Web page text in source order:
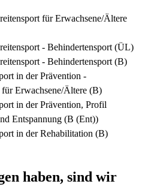
für Erwachsene/Ältere
- Behindertensport (ÜL)
- Behindertensport (B)
in der Prävention -
Erwachsene/Ältere (B)
in der Prävention, Profil
Entspannung (B (Ent))
in der Rehabilitation (B)
haben, sind wir